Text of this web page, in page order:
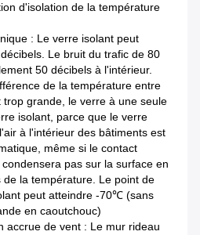
d'isolation de la température
: Le verre isolant peut
Le bruit du trafic de 80
50 décibels à l'intérieur.
de la température entre
grande, le verre à une seule
isolant, parce que le verre
à l'intérieur des bâtiments est
même si le contact
pas sur la surface en
la température. Le point de
peut atteindre -70℃ (sans
en caoutchouc)
accrue de vent : Le mur rideau